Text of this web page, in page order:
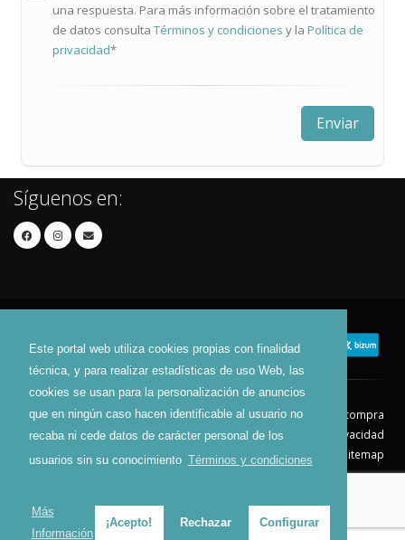
Este portal web utiliza cookies propias con finalidad
técnica, y para realizar estadísticas de uso Web, las
cookies se usan para la personalización de anuncios
que en ningún caso hacen identificable al usuario no
recaba ni cede datos de carácter personal de los
usuarios sin su conocimiento Términos y condiciones
Más
Información
¡Acepto! Rechazar Configurar
una respuesta. Para más información sobre el tratamiento
de datos consulta Términos y condiciones y la Política de
privacidad*
Síguenos en:
Contacto Aviso Legal
Condiciones de compra
Política de envíos
Política de devolución
Política de Privacidad
Política de Cookies
Sitemap